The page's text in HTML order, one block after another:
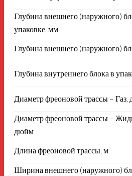
Глубина внешнего (наружного)
упаковке, мм
Глубина внешнего (наружного)
Глубина внутреннего блока в
Диаметр фреоновой трассы –
Диаметр фреоновой трассы –
дюйм
Длина фреоновой трассы, м
Ширина внешнего (наружного)